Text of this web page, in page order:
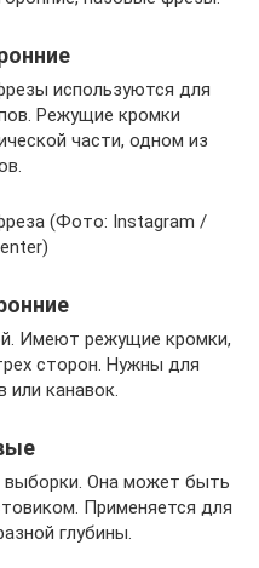
используются для
Режущие кромки
части, одном из
(Фото: Instagram /
Имеют режущие кромки,
сторон. Нужны для
или канавок.
Она может быть
Применяется для
глубины.